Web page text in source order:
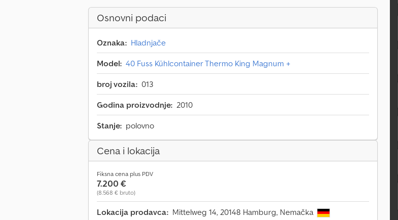
Osnovni podaci
Oznaka: Hladnjače
Model: 40 Fuss Kühlcontainer Thermo King Magnum +
broj vozila: 013
Godina proizvodnje: 2010
Stanje: polovno
Cena i lokacija
Fiksna cena plus PDV
7.200 €
(8.568 € bruto)
Lokacija prodavca: Mittelweg 14, 20148 Hamburg, Nemačka